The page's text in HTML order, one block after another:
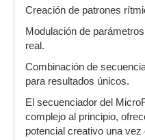
Creación de patrones
Modulación de
real.
Combinación de
para resultados únicos.
El secuenciador del
complejo al principio,
potencial creativo una